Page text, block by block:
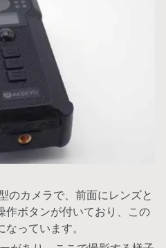
のカメラで、前面にレンズと
作ボタンが付いており、この
っています。